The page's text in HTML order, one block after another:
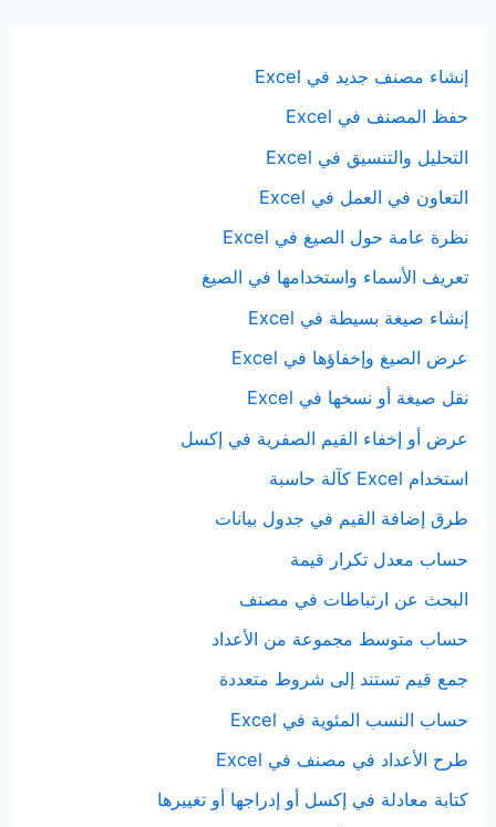
إنشاء مصنف جديد في Excel
حفظ المصنف في Excel
التحليل والتنسيق في Excel
التعاون في العمل في Excel
نظرة عامة حول الصيغ في Excel
تعريف الأسماء واستخدامها في الصيغ
إنشاء صيغة بسيطة في Excel
عرض الصيغ وإخفاؤها في Excel
نقل صيغة أو نسخها في Excel
عرض أو إخفاء القيم الصفرية في إكسل
استخدام Excel كآلة حاسبة
طرق إضافة القيم في جدول بيانات
حساب معدل تكرار قيمة
البحث عن ارتباطات في مصنف
حساب متوسط مجموعة من الأعداد
جمع قيم تستند إلى شروط متعددة
حساب النسب المئوية في Excel
طرح الأعداد في مصنف في Excel
كتابة معادلة في إكسل أو إدراجها أو تغييرها